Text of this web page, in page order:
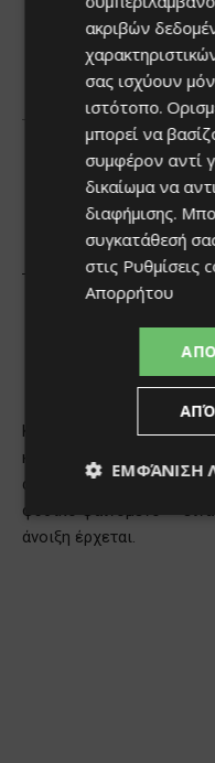
ακριβών
σας ισχύουν
ιστότοπο.
μπορεί να
συμφέρον αντί
δικαίωμα να
διαφήμισης.
συγκατάθεσή
στις Ρυθμίσεις
Απορρήτου
ΕΜΦΆΝΙΣΗ